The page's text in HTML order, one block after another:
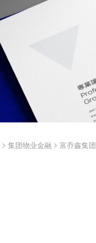
> 集团物业金融 > 富乔鑫集团